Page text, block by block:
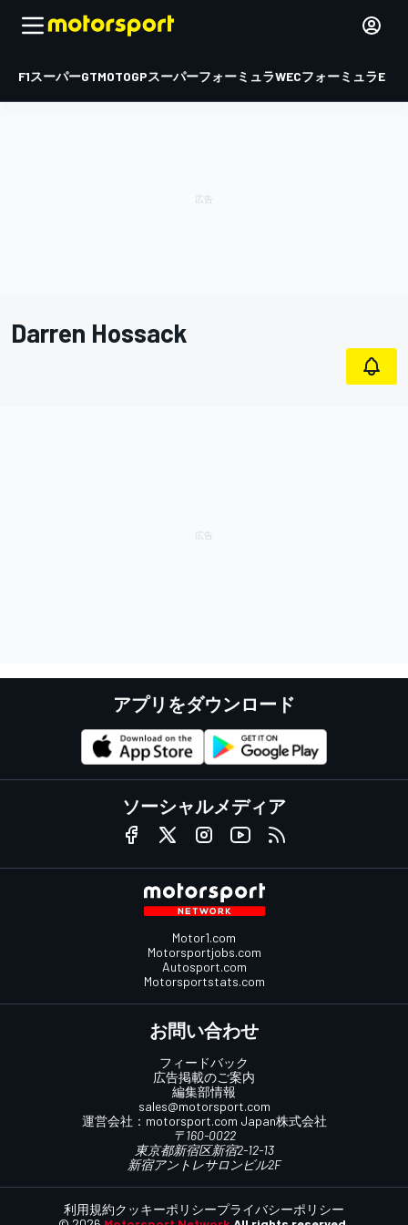
F1スーパーGTMOTOGPスーパーフォーミュラWECフォーミュラE
Darren Hossack
アプリをダウンロード
ソーシャルメディア
Motor1.com
Motorsportjobs.com
Autosport.com
Motorsportstats.com
お問い合わせ
フィードバック
広告掲載のご案内
編集部情報
sales@motorsport.com
運営会社： motorsport.com Japan株式会社
〒160-0022
東京都新宿区新宿2-12-13
新宿アントレサロンビル2F
利用規約クッキーポリシープライバシーポリシー